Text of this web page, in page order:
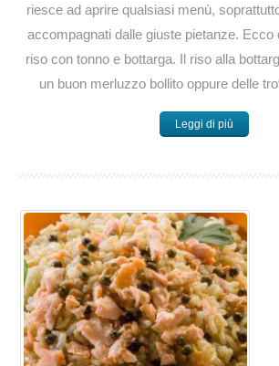
riesce ad aprire qualsiasi menù,
accompagnati dalle giuste pietanze. Ecco
riso con tonno e bottarga. Il riso alla
un buon merluzzo bollito oppure delle
Leggi di più